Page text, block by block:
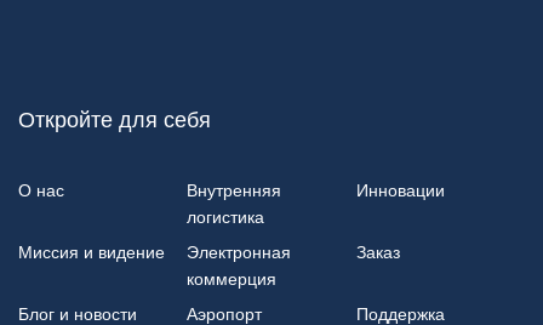
Откройте для себя
О нас
Внутренняя
логистика
Инновации
Миссия и видение
Электронная
коммерция
Заказ
Блог и новости Аэропорт
Поддержка